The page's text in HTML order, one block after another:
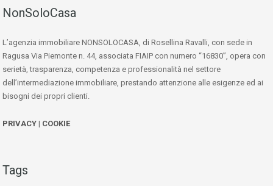
NonSoloCasa
L’agenzia immobiliare NONSOLOCASA, di Rosellina Ravalli, con sede in
Ragusa Via Piemonte n. 44, associata FIAIP con numero “16830”, opera con
serietà, trasparenza, competenza e professionalità nel settore
dell’intermediazione immobiliare, prestando attenzione alle esigenze ed ai
bisogni dei propri clienti.
PRIVACY | COOKIE
Tags